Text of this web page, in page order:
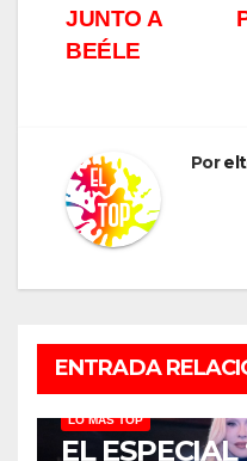
JUNTO A
BEÉLE
Por
ENTRADA
LO MÁS TOP
EL